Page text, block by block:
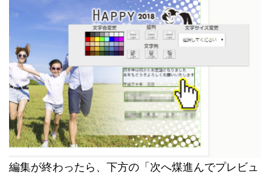
編集が終わったら、下方の「次へ煤進んでプレビュ